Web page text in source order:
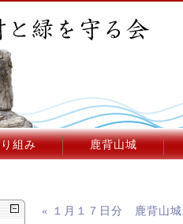
組み 鹿背山城
« １月１７日分 鹿背山